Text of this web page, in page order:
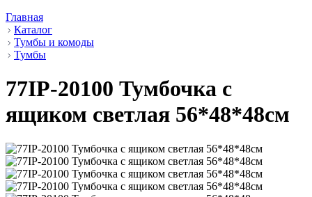
Главная
Каталог
Тумбы и комоды
Тумбы
77IP-20100 Тумбочка с
ящиком светлая 56*48*48см